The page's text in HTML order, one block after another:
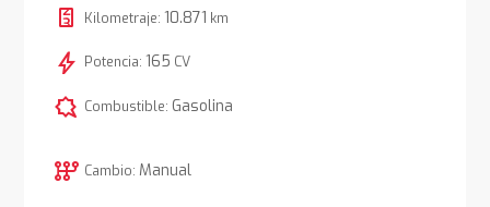
Kilometraje: 10.871 km
bolt Potencia: 165 CV
comic_bubble Combustible: Gasolina
auto_transmission Cambio: Manual